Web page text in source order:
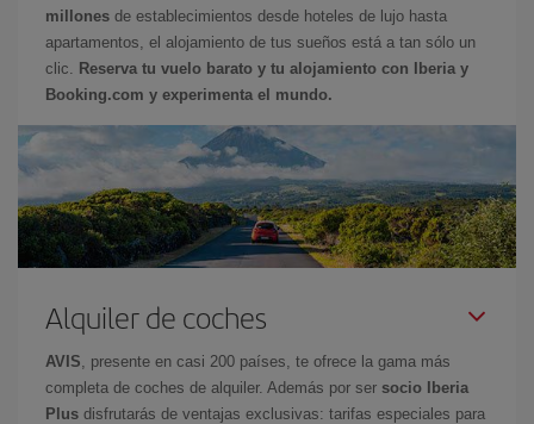
millones de establecimientos desde hoteles de lujo hasta
apartamentos, el alojamiento de tus sueños está a tan sólo un
clic.
Reserva tu vuelo barato y tu alojamiento con Iberia y
Booking.com y experimenta el mundo.
Alquiler de coches
AVIS , presente en casi 200 países, te ofrece la gama más
completa de coches de alquiler. Además por ser socio Iberia
Plus disfrutarás de ventajas exclusivas: tarifas especiales para